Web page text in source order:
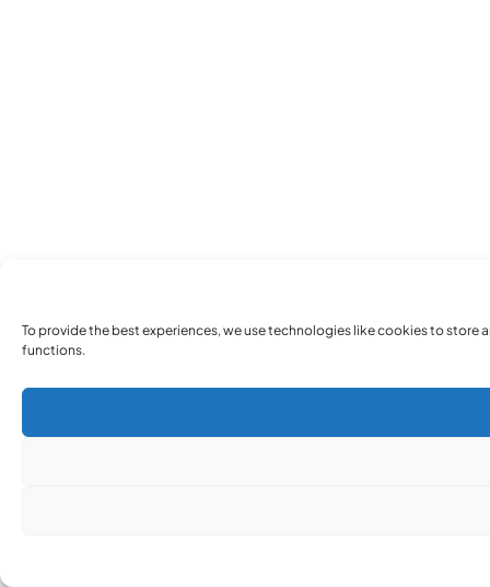
To provide the best experiences, we use technologies like cookies to
functions.